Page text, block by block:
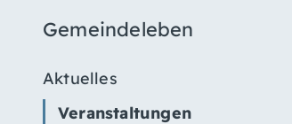
Gemeindeleben
Aktuelles
Veranstaltungen